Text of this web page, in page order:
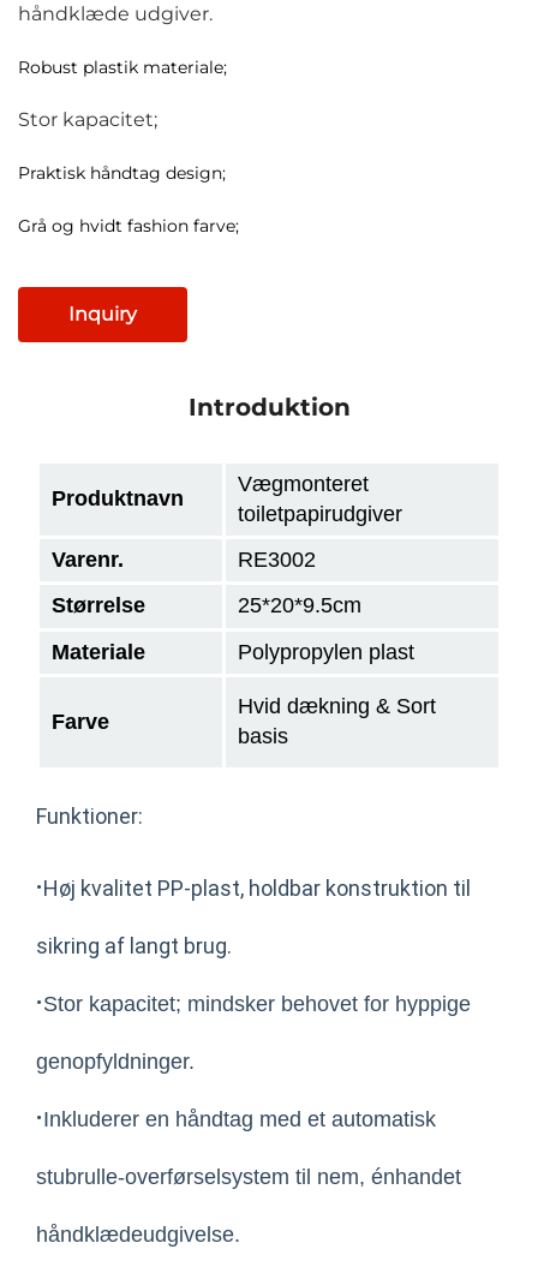
håndklæde udgiver.
Robust plastik materiale;
Stor kapacitet;
Praktisk håndtag design;
Grå og hvidt fashion farve;
Inquiry
Introduktion
Produktnavn
Vægmonteret
toiletpapirudgiver
Varenr.
RE3002
Størrelse
25*20*9.5cm
Materiale
Polypropylen plast
Farve
Hvid dækning & Sort
basis
Funktioner:
·Høj kvalitet PP-plast, holdbar konstruktion til
sikring af langt brug.
·Stor kapacitet; mindsker behovet for hyppige
genopfyldninger.
·Inkluderer en håndtag med et automatisk
stubrulle-overførselsystem til nem, énhandet
håndklædeudgivelse.